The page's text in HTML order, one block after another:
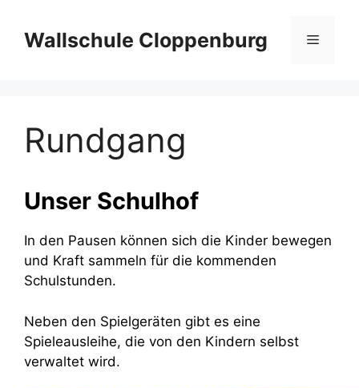
Inhalt
springen
Wallschule Cloppenburg Menü
Rundgang
Unser Schulhof
In den Pausen können sich die Kinder bewegen
und Kraft sammeln für die kommenden
Schulstunden.
Neben den Spielgeräten gibt es eine
Spieleausleihe, die von den Kindern selbst
verwaltet wird.